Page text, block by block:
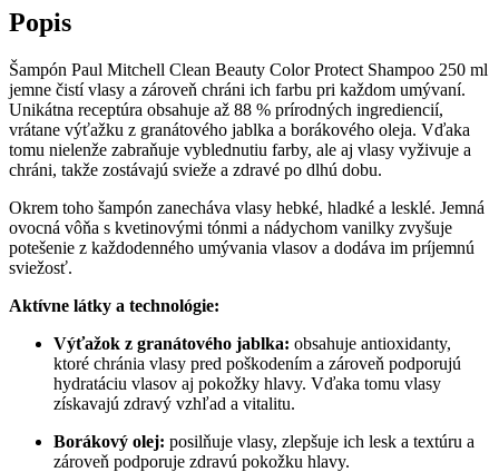
Popis
Šampón Paul Mitchell Clean Beauty Color Protect Shampoo 250 ml
jemne čistí vlasy a zároveň chráni ich farbu pri každom umývaní.
Unikátna receptúra obsahuje až 88 % prírodných ingrediencií,
vrátane výťažku z granátového jablka a borákového oleja. Vďaka
tomu nielenže zabraňuje vyblednutiu farby, ale aj vlasy vyživuje a
chráni, takže zostávajú svieže a zdravé po dlhú dobu.
Okrem toho šampón zanecháva vlasy hebké, hladké a lesklé. Jemná
ovocná vôňa s kvetinovými tónmi a nádychom vanilky zvyšuje
potešenie z každodenného umývania vlasov a dodáva im príjemnú
sviežosť.
Aktívne látky a technológie:
Výťažok z granátového jablka: obsahuje antioxidanty,
ktoré chránia vlasy pred poškodením a zároveň podporujú
hydratáciu vlasov aj pokožky hlavy. Vďaka tomu vlasy
získavajú zdravý vzhľad a vitalitu.
Borákový olej: posilňuje vlasy, zlepšuje ich lesk a textúru a
zároveň podporuje zdravú pokožku hlavy.